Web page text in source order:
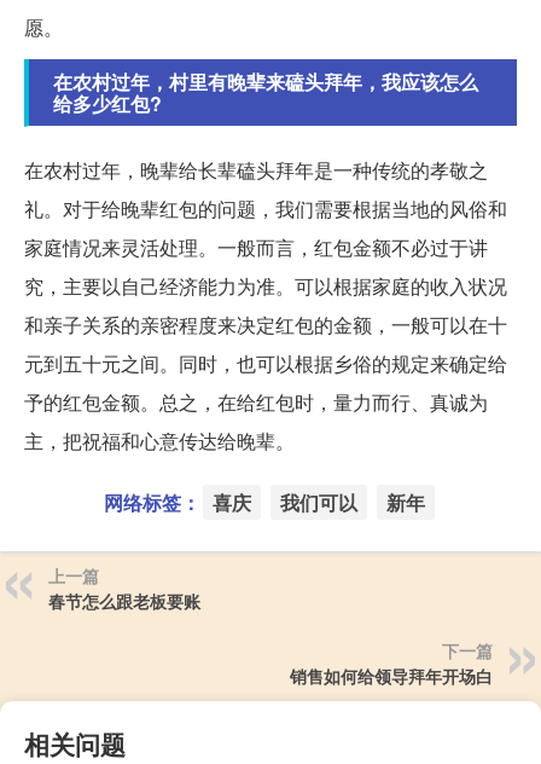
愿。
在农村过年，村里有晚辈来磕头拜年，我应该怎么
给多少红包?
在农村过年，晚辈给长辈磕头拜年是一种传统的孝敬之
礼。对于给晚辈红包的问题，我们需要根据当地的风俗和
家庭情况来灵活处理。一般而言，红包金额不必过于讲
究，主要以自己经济能力为准。可以根据家庭的收入状况
和亲子关系的亲密程度来决定红包的金额，一般可以在十
元到五十元之间。同时，也可以根据乡俗的规定来确定给
予的红包金额。总之，在给红包时，量力而行、真诚为
主，把祝福和心意传达给晚辈。
网络标签： 喜庆 我们可以 新年
上一篇
春节怎么跟老板要账
下一篇
销售如何给领导拜年开场白
相关问题